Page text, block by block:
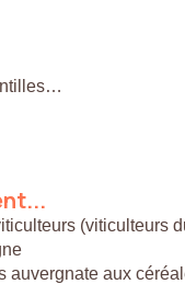
(viticulteurs
auvergnate aux